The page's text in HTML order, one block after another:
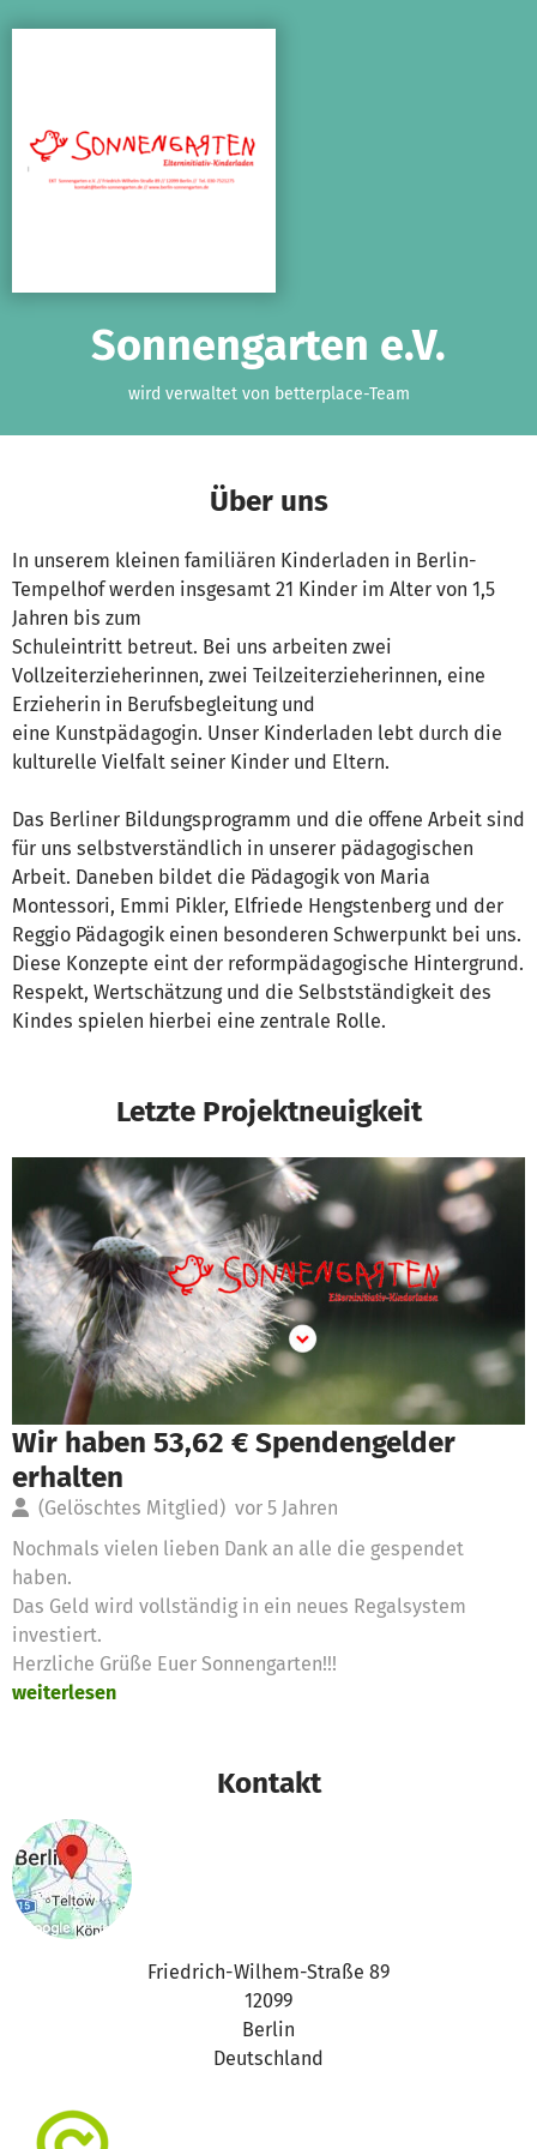
Sonnengarten e.V.
wird verwaltet von betterplace-Team
Über uns
In unserem kleinen familiären Kinderladen in Berlin-
Tempelhof werden insgesamt 21 Kinder im Alter von 1,5
Jahren bis zum
Schuleintritt betreut. Bei uns arbeiten zwei
Vollzeiterzieherinnen, zwei Teilzeiterzieherinnen, eine
Erzieherin in Berufsbegleitung und
eine Kunstpädagogin. Unser Kinderladen lebt durch die
kulturelle Vielfalt seiner Kinder und Eltern.
Das Berliner Bildungsprogramm und die offene Arbeit sind
für uns selbstverständlich in unserer pädagogischen
Arbeit. Daneben bildet die Pädagogik von Maria
Montessori, Emmi Pikler, Elfriede Hengstenberg und der
Reggio Pädagogik einen besonderen Schwerpunkt bei uns.
Diese Konzepte eint der reformpädagogische Hintergrund.
Respekt, Wertschätzung und die Selbstständigkeit des
Kindes spielen hierbei eine zentrale Rolle.
Letzte Projektneuigkeit
Wir haben 53,62 € Spendengelder
erhalten
(Gelöschtes Mitglied) vor 5 Jahren
Nochmals vielen lieben Dank an alle die gespendet
haben.
Das Geld wird vollständig in ein neues Regalsystem
investiert.
Herzliche Grüße Euer Sonnengarten!!!
weiterlesen
Kontakt
Friedrich-Wilhem-Straße 89
12099
Berlin
Deutschland